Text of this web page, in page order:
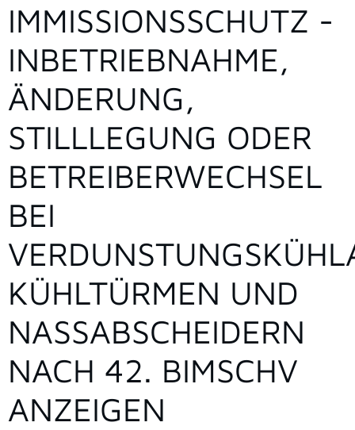
IMMISSIONSSCHUTZ -
INBETRIEBNAHME,
ÄNDERUNG,
STILLLEGUNG ODER
BETREIBERWECHSEL
BEI
KÜHLTÜRMEN UND
NASSABSCHEIDERN
NACH 42. BIMSCHV
ANZEIGEN